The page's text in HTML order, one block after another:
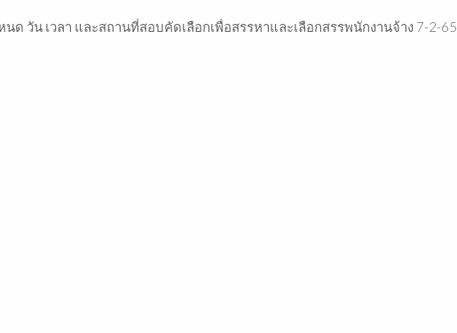
นด วัน เวลา และสถานที่สอบคัดเลือกเพื่อสรรหาและเลือกสรรพนักงานจ้าง 7-2-65